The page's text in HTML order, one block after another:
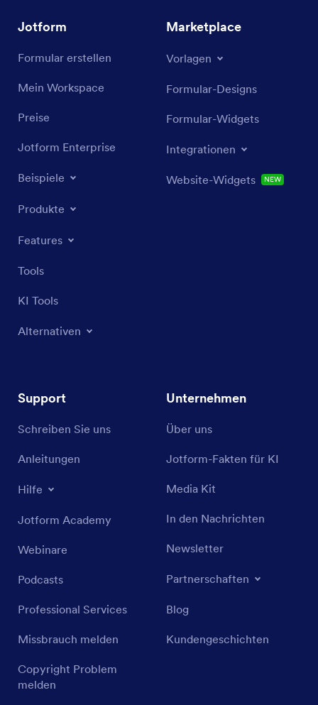
Jotform
Formular erstellen
Mein Workspace
Preise
Jotform Enterprise
Beispiele
Produkte
Features
Tools
KI Tools
Alternativen
Marketplace
Vorlagen
Formular-Designs
Formular-Widgets
Integrationen
Website-Widgets NEW
Support
Schreiben Sie uns
Anleitungen
Hilfe
Jotform Academy
Webinare
Podcasts
Professional Services
Missbrauch melden
Copyright Problem
melden
Unternehmen
Über uns
Jotform-Fakten für KI
Media Kit
In den Nachrichten
Newsletter
Partnerschaften
Blog
Kundengeschichten